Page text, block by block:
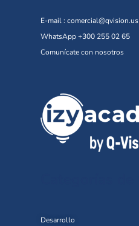
E-mail : comercial@qvision.us
WhatsApp +300 255 02 65
Comunícate con nosotros
Desarrollo